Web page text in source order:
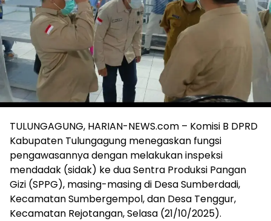
TULUNGAGUNG, HARIAN-NEWS.com – Komisi B DPRD
Kabupaten Tulungagung menegaskan fungsi
pengawasannya dengan melakukan inspeksi
mendadak (sidak) ke dua Sentra Produksi Pangan
Gizi (SPPG), masing-masing di Desa Sumberdadi,
Kecamatan Sumbergempol, dan Desa Tenggur,
Kecamatan Rejotangan, Selasa (21/10/2025).